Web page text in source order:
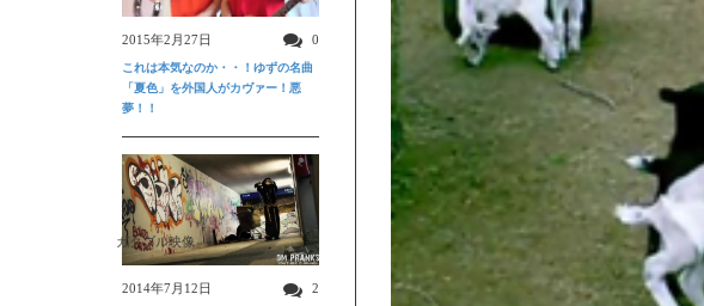
2015年2月27日 0
これは本気なのか・・！ゆずの名曲
「夏色」を外国人がカヴァー！悪
夢！！
ガクブル映像
2014年7月12日 2